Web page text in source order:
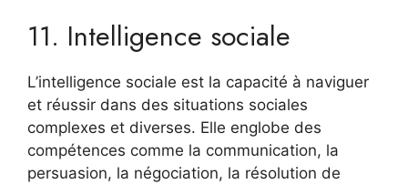
11. Intelligence sociale
L’intelligence sociale est la capacité à naviguer
et réussir dans des situations sociales
complexes et diverses. Elle englobe des
compétences comme la communication, la
persuasion, la négociation, la résolution de